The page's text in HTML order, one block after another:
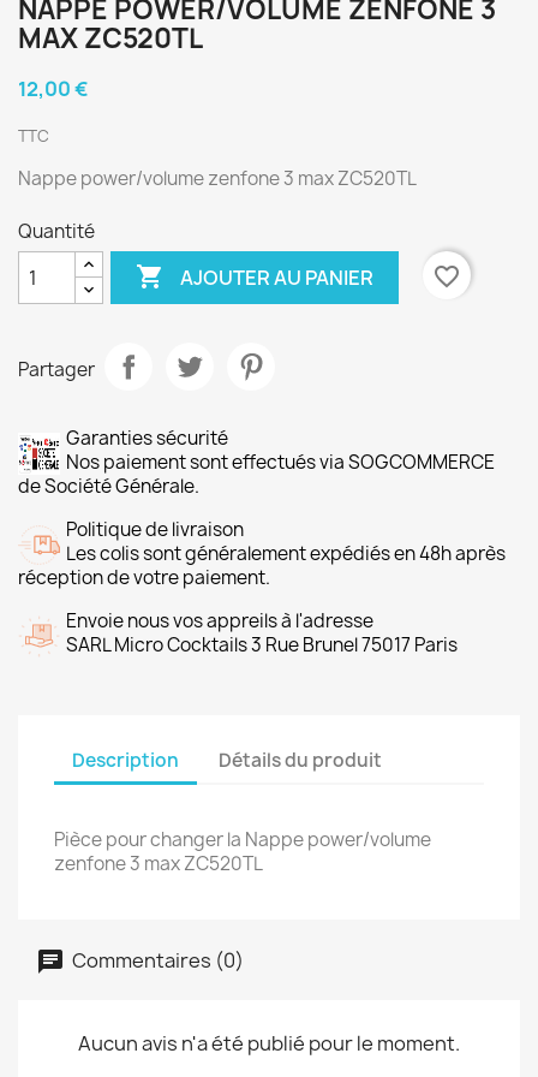
NAPPE POWER/VOLUME ZENFONE 3
MAX ZC520TL
12,00 €
TTC
Nappe power/volume zenfone 3 max ZC520TL
Quantité
 AJOUTER AU PANIER favorite_border
Partager
Garanties sécurité
Nos paiement sont effectués via SOGCOMMERCE
de Société Générale.
Politique de livraison
Les colis sont généralement expédiés en 48h après
réception de votre paiement.
Envoie nous vos appreils à l'adresse
SARL Micro Cocktails 3 Rue Brunel 75017 Paris
Description Détails du produit
Pièce pour changer la Nappe power/volume
zenfone 3 max ZC520TL
Commentaires (0)
Aucun avis n'a été publié pour le moment.